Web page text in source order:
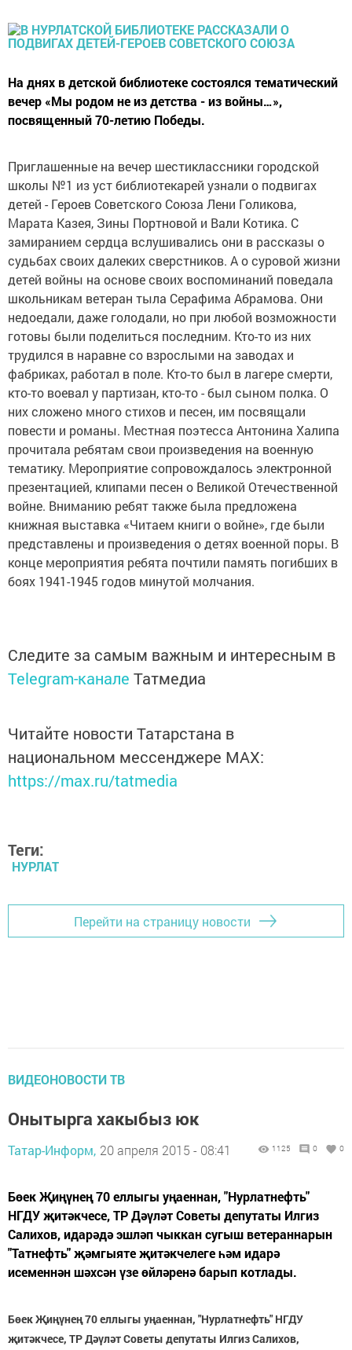
На днях в детской библиотеке состоялся тематический
вечер «Мы родом не из детства - из войны…»,
посвященный 70-летию Победы.
Приглашенные на вечер шестиклассники городской
школы №1 из уст библиотекарей узнали о подвигах
детей - Героев Советского Союза Лени Голикова,
Марата Казея, Зины Портновой и Вали Котика. С
замиранием сердца вслушивались они в рассказы о
судьбах своих далеких сверстников. А о суровой жизни
детей войны на основе своих воспоминаний поведала
школьникам ветеран тыла Серафима Абрамова. Они
недоедали, даже голодали, но при любой возможности
готовы были поделиться последним. Кто-то из них
трудился в наравне со взрослыми на заводах и
фабриках, работал в поле. Кто-то был в лагере смерти,
кто-то воевал у партизан, кто-то - был сыном полка. О
них сложено много стихов и песен, им посвящали
повести и романы. Местная поэтесса Антонина Халипа
прочитала ребятам свои произведения на военную
тематику. Мероприятие сопровождалось электронной
презентацией, клипами песен о Великой Отечественной
войне. Вниманию ребят также была предложена
книжная выставка «Читаем книги о войне», где были
представлены и произведения о детях военной поры. В
конце мероприятия ребята почтили память погибших в
боях 1941-1945 годов минутой молчания.
Следите за самым важным и интересным в
Telegram-канале Татмедиа
Читайте новости Татарстана в
национальном мессенджере MАХ:
https://max.ru/tatmedia
Теги:
НУРЛАТ
Перейти на страницу новости
ВИДЕОНОВОСТИ ТВ
Онытырга хакыбыз юк
Татар-Информ, 20 апреля 2015 - 08:41 1125 0 0
Бөек Җиңүнең 70 еллыгы уңаеннан, "Нурлатнефть"
НГДУ җитәкчесе, ТР Дәүләт Советы депутаты Илгиз
Салихов, идарәдә эшләп чыккан сугыш ветераннарын
"Татнефть" җәмгыяте җитәкчелеге һәм идарә
исеменнән шәхсән үзе өйләренә барып котлады.
Бөек Җиңүнең 70 еллыгы уңаеннан, "Нурлатнефть" НГДУ
җитәкчесе, ТР Дәүләт Советы депутаты Илгиз Салихов,